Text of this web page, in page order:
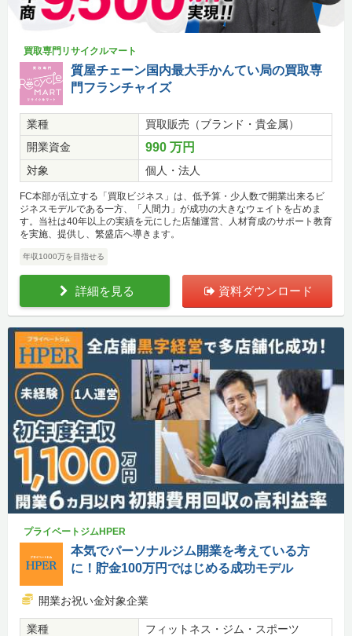
買取専門リサイクルマート
質屋チェーン国内最大手かんてい局の買取専
門フランチャイズ
業種
買取販売（ブランド・貴金属）
開業資金
990 万円
対象 個人・法人
FC本部が乱立する「買取ビジネス」は、低予算・少人数で開業出来るビ
ジネスモデルである一方、「人間力」が成功の大きなウェイトを占めま
す。当社は40年以上の実績を元にした店舗運営、人材育成のサポート教育
を実施、提供し、繁盛店へ導きます。
年収1000万を目指せる
詳細を見る 資料ダウンロード
プライベートジムHPER
本気でパーソナルジム開業を考えている方
に！貯金100万円ではじめる成功モデル
開業お祝い金対象企業
業種
フィットネス・ジム・スポーツ